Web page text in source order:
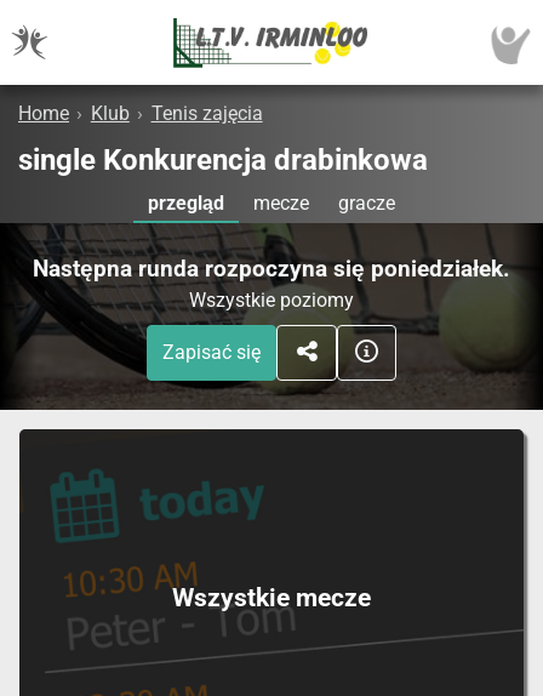
Home › Klub › Tenis zajęcia
single Konkurencja drabinkowa
przegląd mecze gracze
Następna runda rozpoczyna się poniedziałek.
Wszystkie poziomy
Zapisać się
Wszystkie mecze